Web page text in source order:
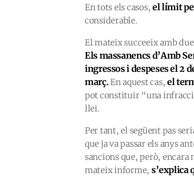
En tots els casos,el límit
considerable.
El mateix succeeix amb
Els massanencs d’Amb
ingressos i despeses el 2
març.En aquest cas,el
pot constituir “una
llei.
Per tant, el següent pas
que ja va passar els anys
sancions que, però, encara
mateix informe, s’explica